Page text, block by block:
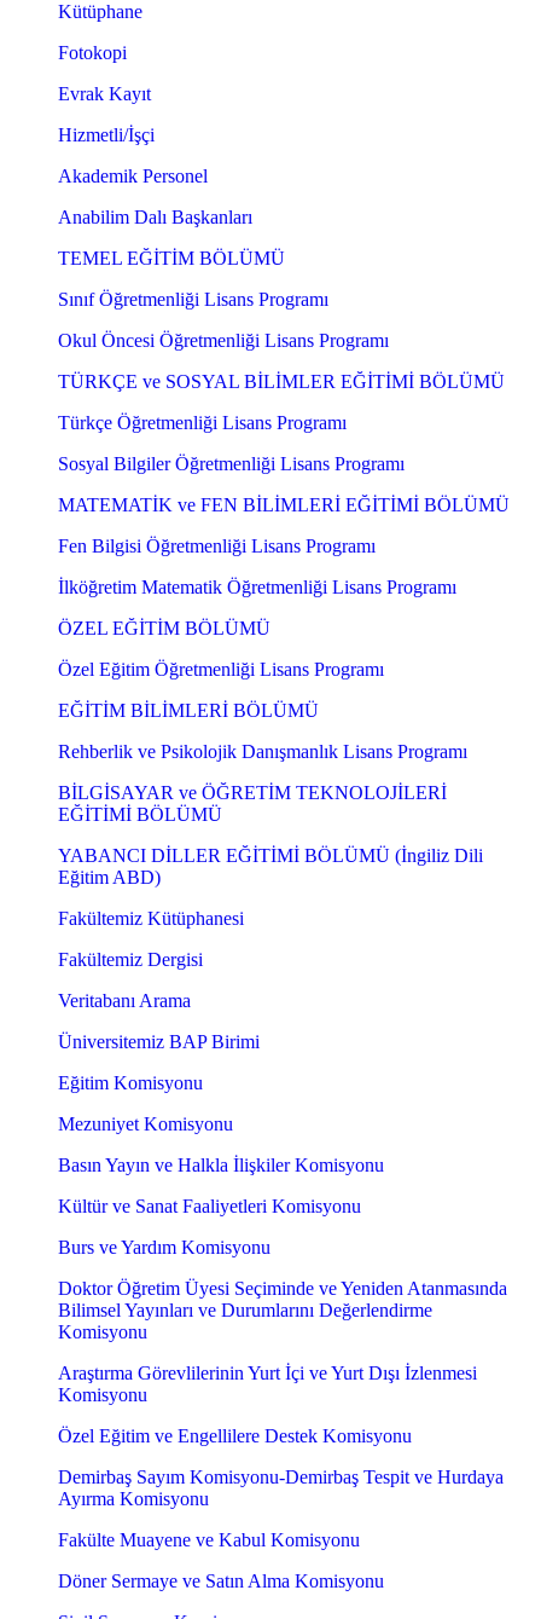
Kütüphane
Fotokopi
Evrak Kayıt
Hizmetli/İşçi
Akademik Personel
Anabilim Dalı Başkanları
TEMEL EĞİTİM BÖLÜMÜ
Sınıf Öğretmenliği Lisans Programı
Okul Öncesi Öğretmenliği Lisans Programı
TÜRKÇE ve SOSYAL BİLİMLER EĞİTİMİ BÖLÜMÜ
Türkçe Öğretmenliği Lisans Programı
Sosyal Bilgiler Öğretmenliği Lisans Programı
MATEMATİK ve FEN BİLİMLERİ EĞİTİMİ BÖLÜMÜ
Fen Bilgisi Öğretmenliği Lisans Programı
İlköğretim Matematik Öğretmenliği Lisans Programı
ÖZEL EĞİTİM BÖLÜMÜ
Özel Eğitim Öğretmenliği Lisans Programı
EĞİTİM BİLİMLERİ BÖLÜMÜ
Rehberlik ve Psikolojik Danışmanlık Lisans Programı
BİLGİSAYAR ve ÖĞRETİM TEKNOLOJİLERİ
EĞİTİMİ BÖLÜMÜ
YABANCI DİLLER EĞİTİMİ BÖLÜMÜ (İngiliz Dili
Eğitim ABD)
Fakültemiz Kütüphanesi
Fakültemiz Dergisi
Veritabanı Arama
Üniversitemiz BAP Birimi
Eğitim Komisyonu
Mezuniyet Komisyonu
Basın Yayın ve Halkla İlişkiler Komisyonu
Kültür ve Sanat Faaliyetleri Komisyonu
Burs ve Yardım Komisyonu
Doktor Öğretim Üyesi Seçiminde ve Yeniden Atanmasında
Bilimsel Yayınları ve Durumlarını Değerlendirme
Komisyonu
Araştırma Görevlilerinin Yurt İçi ve Yurt Dışı İzlenmesi
Komisyonu
Özel Eğitim ve Engellilere Destek Komisyonu
Demirbaş Sayım Komisyonu-Demirbaş Tespit ve Hurdaya
Ayırma Komisyonu
Fakülte Muayene ve Kabul Komisyonu
Döner Sermaye ve Satın Alma Komisyonu